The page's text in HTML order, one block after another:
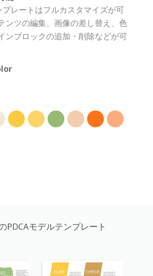
プレートはフルカスタマイズが可
ンツの編集、画像の差し替え、色
ンブロックの追加・削除などが可
PDCAモデルテンプレート